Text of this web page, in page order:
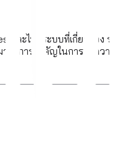
ละไฟล์ระบบที่เกี่ยวข้อง
ตรการสำคัญในการลดความ